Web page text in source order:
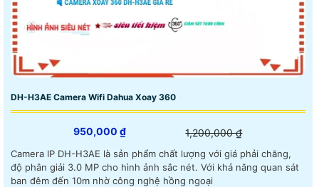
DH-H3AE Camera Wifi Dahua Xoay 360
950,000 ₫ 1,200,000 ₫
Camera IP DH-H3AE là sản phẩm chất lượng với giá phải chăng,
độ phân giải 3.0 MP cho hình ảnh sắc nét. Với khả năng quan sát
ban đêm đến 10m nhờ công nghệ hồng ngoại